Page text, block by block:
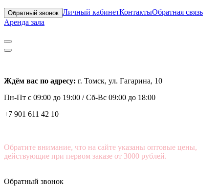
Обратный звонок Личный кабинетКонтактыОбратная связь
Аренда зала
Ждём вас по адресу: г. Томск, ул. Гагарина, 10
Пн-Пт с 09:00 до 19:00 /Сб-Вс 09:00 до 18:00
+7 901 611 42 10
Обратите внимание, что на сайте указаны оптовые цены,
действующие при первом заказе от 3000 рублей.
Обратный звонок